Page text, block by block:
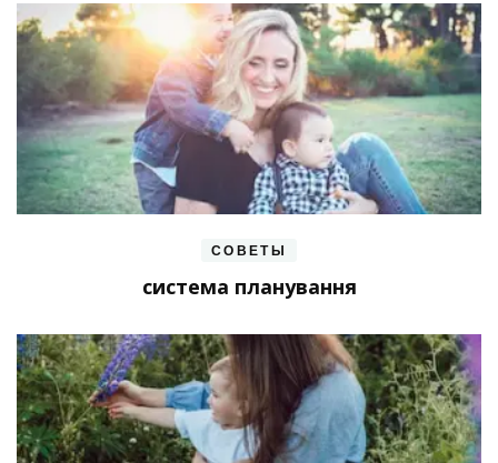
СОВЕТЫ
система планування